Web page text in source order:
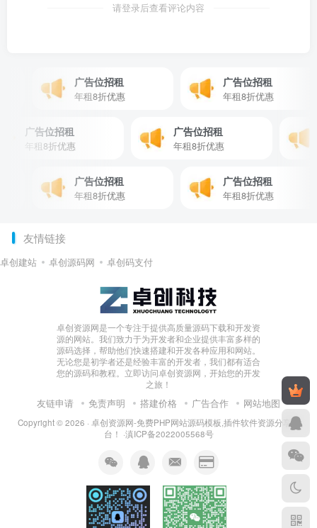
请登录后查看评论内容
广告位招租
年租8折优惠
广告位招租
年租8折优惠
广告位招租
年租8折优惠
广告位招租
年租8折优惠
广告位招租
年租8折优惠
广告位招租
年租8折优惠
友情链接
卓创建站 卓创源码网 卓创码支付
卓创资源网是一个专注于提供高质量源码下载和开发资
源的网站。我们致力于为开发者和企业提供丰富多样的
源码选择，帮助他们快速搭建和开发各种应用和网站。
无论您是初学者还是经验丰富的开发者，我们都有适合
您的源码和教程。立即访问卓创资源网，开始您的开发
之旅！
友链申请 免责声明 搭建价格 广告合作 网站地图
Copyright © 2026 · 卓创资源网-免费PHP网站源码模板,插件软件资源分享平
台！ ·滇ICP备2022005568号